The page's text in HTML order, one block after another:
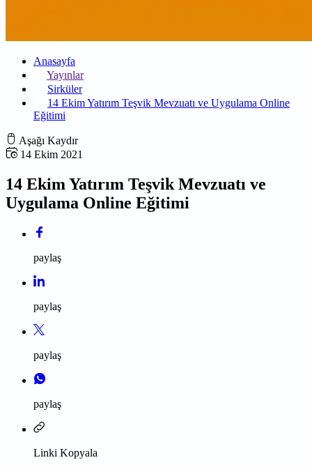
Anasayfa
Yayınlar
Sirküler
14 Ekim Yatırım Teşvik Mevzuatı ve Uygulama Online
Eğitimi
Aşağı Kaydır
14 Ekim 2021
14 Ekim Yatırım Teşvik Mevzuatı ve
Uygulama Online Eğitimi
paylaş
paylaş
paylaş
paylaş
Linki Kopyala